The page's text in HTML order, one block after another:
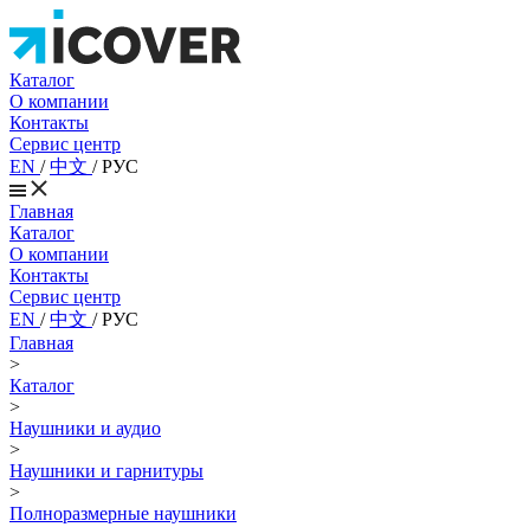
Каталог
О компании
Контакты
Сервис центр
EN /中文 /РУС
Главная
Каталог
О компании
Контакты
Сервис центр
EN /中文 /РУС
Главная
>
Каталог
>
Наушники и аудио
>
Наушники и гарнитуры
>
Полноразмерные наушники